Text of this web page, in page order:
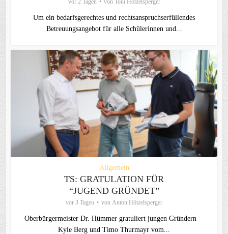
Um ein bedarfsgerechtes und rechtsanspruchserfüllendes
Betreuungsangebot für alle Schülerinnen und...
Allgemein
TS: GRATULATION FÜR
“JUGEND GRÜNDET”
vor 3 Tagen von Anton Hötzelsperger
Oberbürgermeister Dr. Hümmer gratuliert jungen Gründern –
Kyle Berg und Timo Thurmayr vom...